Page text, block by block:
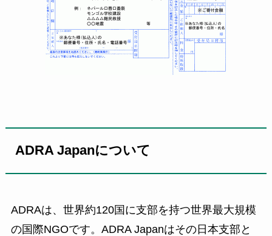
ADRA Japanについて
ADRAは、世界約120国に支部を持つ世界最大規模
の国際NGOです。ADRA Japanはその日本支部と